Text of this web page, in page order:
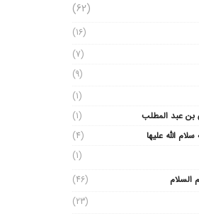
(62)
(16)
(7)
(9)
(1)
بن عبد المطلب
(1)
الله علیها
(4)
(1)
السلام
(46)
(23)